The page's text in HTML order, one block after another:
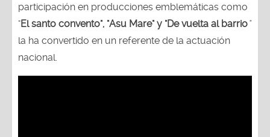
participación en producciones emblemáticas como
"El santo convento", "Asu Mare" y "De vuelta al barrio"
la ha convertido en un referente de la actuación
nacional.